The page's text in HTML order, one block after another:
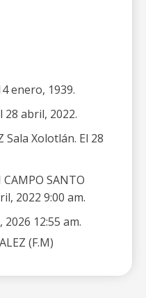
enero, 1939.
28 abril, 2022.
Sala Xolotlán. El 28
CAMPO SANTO
2022 9:00 am.
2026 12:55 am.
(F.M)